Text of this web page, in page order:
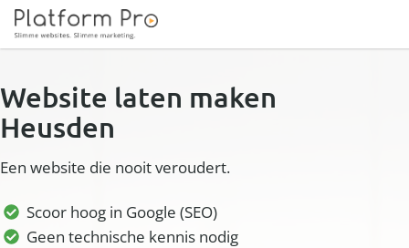
Website laten maken
Heusden
Een website die nooit veroudert.
Scoor hoog in Google (SEO)
Geen technische kennis nodig